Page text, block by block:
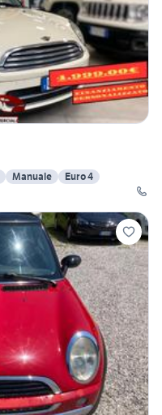
Manuale
Euro 4